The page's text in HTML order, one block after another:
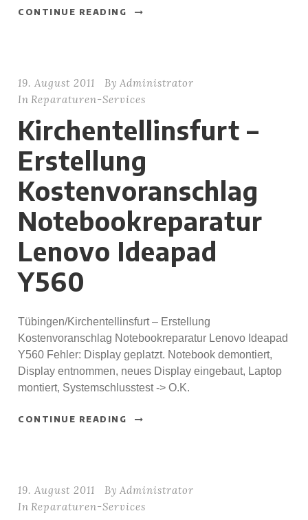
CONTINUE READING
19. August 2011 By Administrator
In Reparaturen-Services
Kirchentellinsfurt –
Erstellung
Kostenvoranschlag
Notebookreparatur
Lenovo Ideapad
Y560
Tübingen/Kirchentellinsfurt – Erstellung
Kostenvoranschlag Notebookreparatur Lenovo Ideapad
Y560 Fehler: Display geplatzt. Notebook demontiert,
Display entnommen, neues Display eingebaut, Laptop
montiert, Systemschlusstest -> O.K.
CONTINUE READING
19. August 2011 By Administrator
In Reparaturen-Services